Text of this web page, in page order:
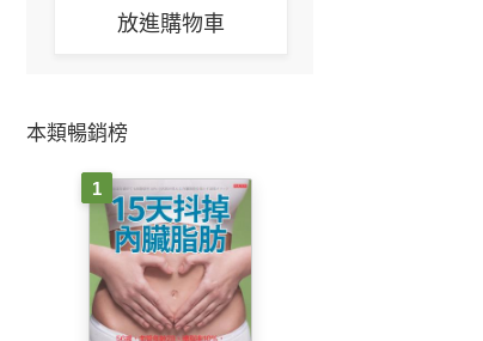
放進購物車
本類暢銷榜
1